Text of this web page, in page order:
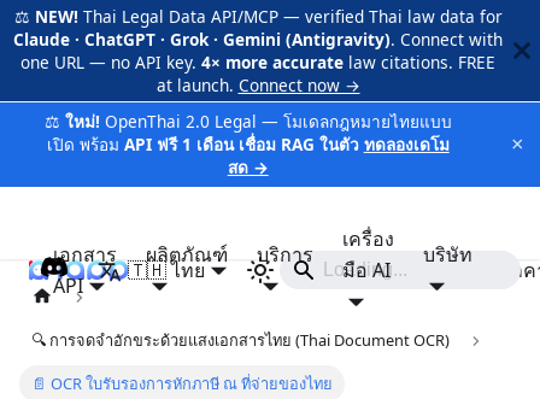
⚖️ NEW! Thai Legal Data API/MCP — verified Thai law data for
Claude · ChatGPT · Grok · Gemini (Antigravity). Connect with
one URL — no API key. 4× more accurate law citations. FREE
at launch. Connect now →
⚖️ ใหม่! OpenThai 2.0 Legal — โมเดลกฎหมายไทยแบบ
เปิด พร้อม API ฟรี 1 เดือน เชื่อม RAG ในตัว ทดลองเดโม
สด →
×
iApp
เอกสาร
API
ผลิตภัณฑ์ บริการ
เครื่อง
มือ AI
บริษัท
รา
🇹🇭 ไทย
🔍 การจดจำอักขระด้วยแสงเอกสารไทย (Thai Document OCR)
📄 OCR ใบรับรองการหักภาษี ณ ที่จ่ายของไทย